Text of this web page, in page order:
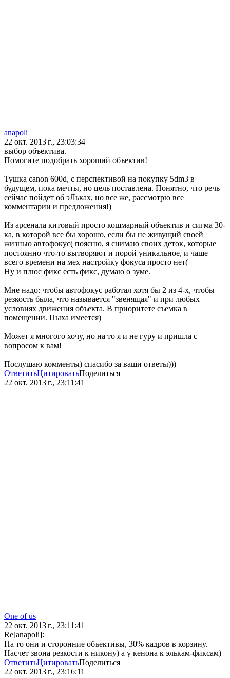
anapoli
22 окт. 2013 г., 23:03:34
выбор объектива.
Помогите подобрать хороший объектив!
Тушка саnon 600d, с перспективой на покупку 5dm3 в
будущем, пока мечты, но цель поставлена. Понятно, что речь
сейчас пойдет об эЛьках, но все же, рассмотрю все
комментарии и предложения!)
Из арсенала китовый просто кошмарный объектив и сигма 30-
ка, в которой все бы хорошо, если бы не живущий своей
жизнью автофокус( поясню, я снимаю своих деток, которые
постоянно что-то вытворяют и порой уникальное, и чаще
всего времени на мех настройку фокуса просто нет(
Ну и плюс фикс есть фикс, думаю о зуме.
Мне надо: чтобы автофокус работал хотя бы 2 из 4-х, чтобы
резкость была, что называется "звенящая" и при любых
условиях движения объекта. В приоритете съемка в
помещении. Пыха имеется)
Может я многого хочу, но на то я и не гуру и пришла с
вопросом к вам!
Послушаю комменты) спасибо за ваши ответы)))
ОтветитьЦитироватьПоделиться
22 окт. 2013 г., 23:11:41
One of us
22 окт. 2013 г., 23:11:41
Re[anapoli]:
На то они и сторонние объективы, 30% кадров в корзину.
Насчет звона резкости к никону) а у кенона к элькам-фиксам)
ОтветитьЦитироватьПоделиться
22 окт. 2013 г., 23:16:11